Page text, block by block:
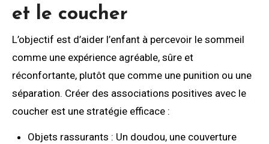
et le coucher
L’objectif est d’aider l’enfant à percevoir le sommeil
comme une expérience agréable, sûre et
réconfortante, plutôt que comme une punition ou une
séparation. Créer des associations positives avec le
coucher est une stratégie efficace :
Objets rassurants : Un doudou, une couverture